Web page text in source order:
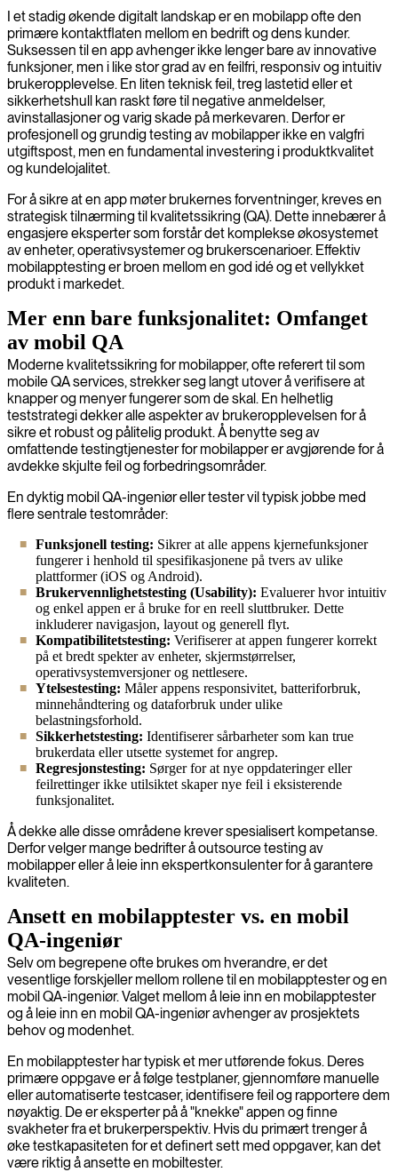
Vi validerer mobilapplikasjonene dine på tvers av enheter og
plattformer, og sikrer at de leverer sømløs ytelse, intuitive
brukeropplevelser og feilfri funksjonalitet før lansering i markedet.
I et stadig økende digitalt landskap er en mobilapp ofte den
primære kontaktflaten mellom en bedrift og dens kunder.
Suksessen til en app avhenger ikke lenger bare av innovative
funksjoner, men i like stor grad av en feilfri, responsiv og intuitiv
brukeropplevelse. En liten teknisk feil, treg lastetid eller et
sikkerhetshull kan raskt føre til negative anmeldelser,
avinstallasjoner og varig skade på merkevaren. Derfor er
profesjonell og grundig testing av mobilapper ikke en valgfri
utgiftspost, men en fundamental investering i produktkvalitet
og kundelojalitet.
For å sikre at en app møter brukernes forventninger, kreves en
strategisk tilnærming til kvalitetssikring (QA). Dette innebærer å
engasjere eksperter som forstår det komplekse økosystemet
av enheter, operativsystemer og brukerscenarioer. Effektiv
mobilapptesting er broen mellom en god idé og et vellykket
produkt i markedet.
Mer enn bare funksjonalitet: Omfanget
av mobil QA
Moderne kvalitetssikring for mobilapper, ofte referert til som
mobile QA services, strekker seg langt utover å verifisere at
knapper og menyer fungerer som de skal. En helhetlig
teststrategi dekker alle aspekter av brukeropplevelsen for å
sikre et robust og pålitelig produkt. Å benytte seg av
omfattende testingtjenester for mobilapper er avgjørende for å
avdekke skjulte feil og forbedringsområder.
En dyktig mobil QA-ingeniør eller tester vil typisk jobbe med
flere sentrale testområder:
Funksjonell testing: Sikrer at alle appens kjernefunksjoner
fungerer i henhold til spesifikasjonene på tvers av ulike
plattformer (iOS og Android).
Brukervennlighetstesting (Usability): Evaluerer hvor intuitiv
og enkel appen er å bruke for en reell sluttbruker. Dette
inkluderer navigasjon, layout og generell flyt.
Kompatibilitetstesting: Verifiserer at appen fungerer korrekt
på et bredt spekter av enheter, skjermstørrelser,
operativsystemversjoner og nettlesere.
Ytelsestesting: Måler appens responsivitet, batteriforbruk,
minnehåndtering og dataforbruk under ulike
belastningsforhold.
Sikkerhetstesting: Identifiserer sårbarheter som kan true
brukerdata eller utsette systemet for angrep.
Regresjonstesting: Sørger for at nye oppdateringer eller
feilrettinger ikke utilsiktet skaper nye feil i eksisterende
funksjonalitet.
Å dekke alle disse områdene krever spesialisert kompetanse.
Derfor velger mange bedrifter å outsource testing av
mobilapper eller å leie inn ekspertkonsulenter for å garantere
kvaliteten.
Ansett en mobilapptester vs. en mobil
QA-ingeniør
Selv om begrepene ofte brukes om hverandre, er det
vesentlige forskjeller mellom rollene til en mobilapptester og en
mobil QA-ingeniør. Valget mellom å leie inn en mobilapptester
og å leie inn en mobil QA-ingeniør avhenger av prosjektets
behov og modenhet.
En mobilapptester har typisk et mer utførende fokus. Deres
primære oppgave er å følge testplaner, gjennomføre manuelle
eller automatiserte testcaser, identifisere feil og rapportere dem
nøyaktig. De er eksperter på å "knekke" appen og finne
svakheter fra et brukerperspektiv. Hvis du primært trenger å
øke testkapasiteten for et definert sett med oppgaver, kan det
være riktig å ansette en mobiltester.